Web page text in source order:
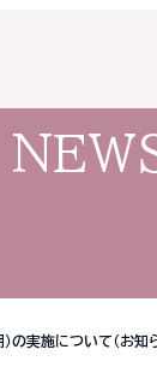
の実施について（お知